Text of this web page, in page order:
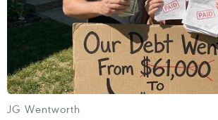
JG Wentworth